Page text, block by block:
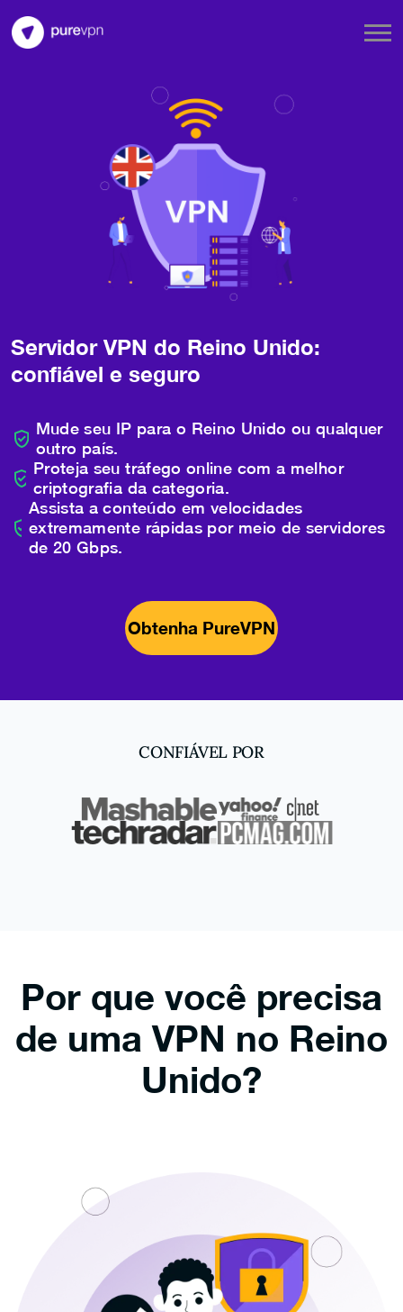
Servidor VPN do Reino Unido:
confiável e seguro
Mude seu IP para o Reino Unido ou qualquer
outro país.
Proteja seu tráfego online com a melhor
criptografia da categoria.
Assista a conteúdo em velocidades
extremamente rápidas por meio de servidores
de 20 Gbps.
Obtenha PureVPN
CONFIÁVEL POR
Por que você precisa
de uma VPN no Reino
Unido?